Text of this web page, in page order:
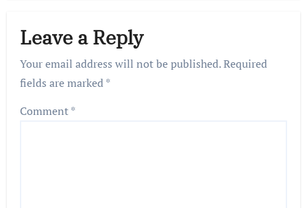
Leave a Reply
Your email address will not be published.Required
fields are marked*
Comment*